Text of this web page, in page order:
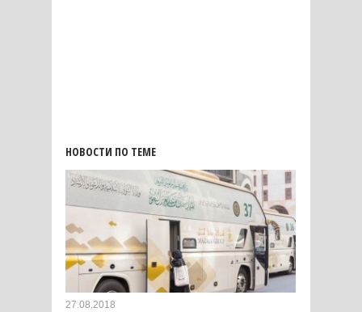
НОВОСТИ ПО ТЕМЕ
27.08.2018